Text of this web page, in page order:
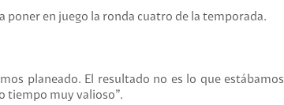
poner en juego la ronda cuatro de la temporada.
planeado. El resultado no es lo que estábamos
tiempo muy valioso”.